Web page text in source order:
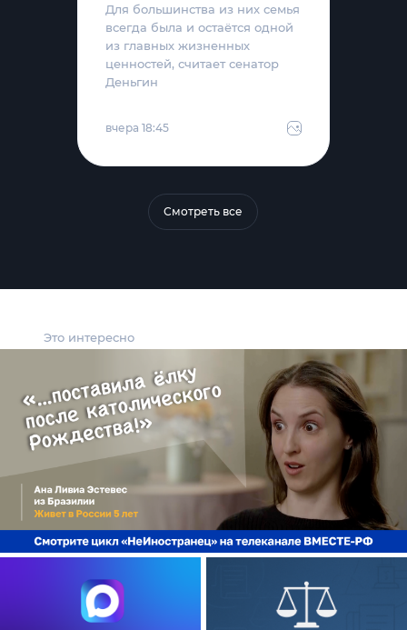
Это интересно
Для большинства из них семья
всегда была и остаётся одной
из главных жизненных
ценностей, считает сенатор
Деньгин
вчера 18:45
Смотреть все